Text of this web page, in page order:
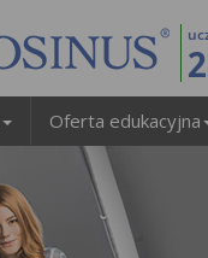
Oferta edukacyjna